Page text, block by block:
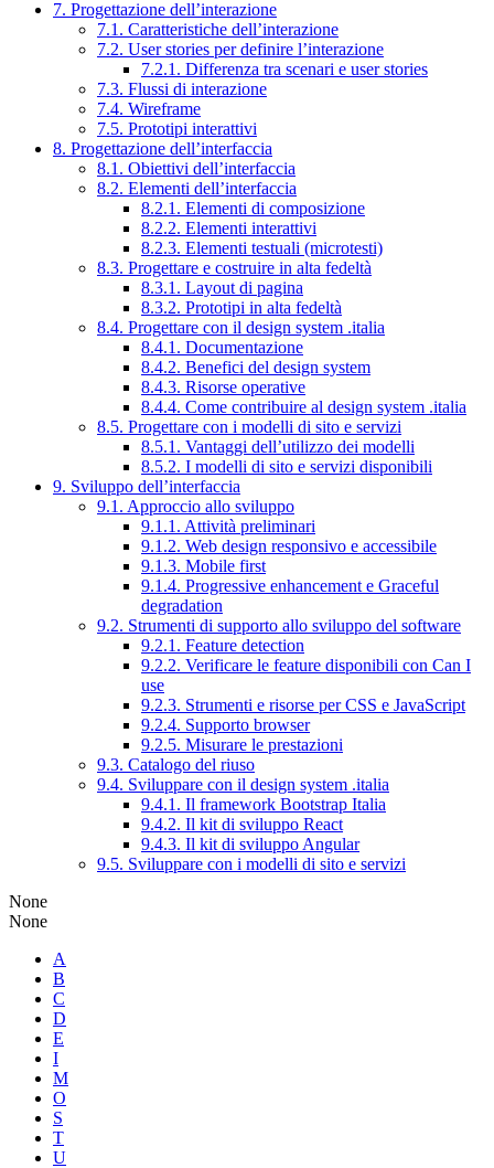
7. Progettazione dell’interazione
7.1. Caratteristiche dell’interazione
7.2. User stories per definire l’interazione
7.2.1. Differenza tra scenari e user stories
7.3. Flussi di interazione
7.4. Wireframe
7.5. Prototipi interattivi
8. Progettazione dell’interfaccia
8.1. Obiettivi dell’interfaccia
8.2. Elementi dell’interfaccia
8.2.1. Elementi di composizione
8.2.2. Elementi interattivi
8.2.3. Elementi testuali (microtesti)
8.3. Progettare e costruire in alta fedeltà
8.3.1. Layout di pagina
8.3.2. Prototipi in alta fedeltà
8.4. Progettare con il design system .italia
8.4.1. Documentazione
8.4.2. Benefici del design system
8.4.3. Risorse operative
8.4.4. Come contribuire al design system .italia
8.5. Progettare con i modelli di sito e servizi
8.5.1. Vantaggi dell’utilizzo dei modelli
8.5.2. I modelli di sito e servizi disponibili
9. Sviluppo dell’interfaccia
9.1. Approccio allo sviluppo
9.1.1. Attività preliminari
9.1.2. Web design responsivo e accessibile
9.1.3. Mobile first
9.1.4. Progressive enhancement e Graceful
degradation
9.2. Strumenti di supporto allo sviluppo del software
9.2.1. Feature detection
9.2.2. Verificare le feature disponibili con Can I
use
9.2.3. Strumenti e risorse per CSS e JavaScript
9.2.4. Supporto browser
9.2.5. Misurare le prestazioni
9.3. Catalogo del riuso
9.4. Sviluppare con il design system .italia
9.4.1. Il framework Bootstrap Italia
9.4.2. Il kit di sviluppo React
9.4.3. Il kit di sviluppo Angular
9.5. Sviluppare con i modelli di sito e servizi
None
None
A
B
C
D
E
I
M
O
S
T
U